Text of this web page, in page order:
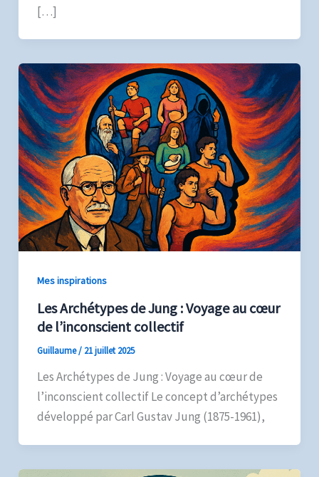
[…]
Mes inspirations
Les Archétypes de Jung : Voyage au cœur
de l’inconscient collectif
Guillaume/ 21 juillet 2025
Les Archétypes de Jung : Voyage au cœur de
l’inconscient collectif Le concept d’archétypes
développé par Carl Gustav Jung (1875-1961),